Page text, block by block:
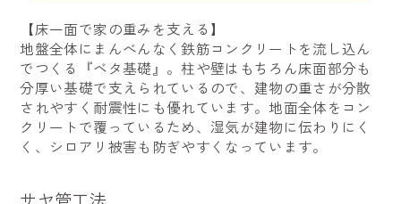
【床一面で家の重みを支える】
地盤全体にまんべんなく鉄筋コンクリートを流し込ん
でつくる『ベタ基礎』。柱や壁はもちろん床面部分も
分厚い基礎で支えられているので、建物の重さが分散
されやすく耐震性にも優れています。地面全体をコン
クリートで覆っているため、湿気が建物に伝わりにく
く、シロアリ被害も防ぎやすくなっています。